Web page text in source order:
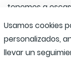
tenemos a
merendado y
Usamos cookies
personalizados,
llevar un